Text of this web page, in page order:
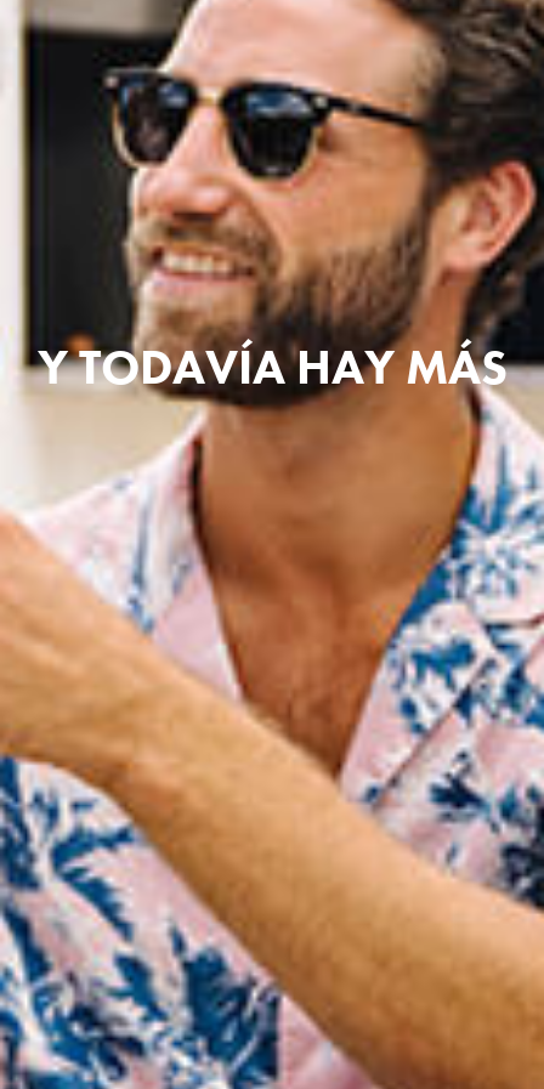
Y TODAVÍA HAY MÁS